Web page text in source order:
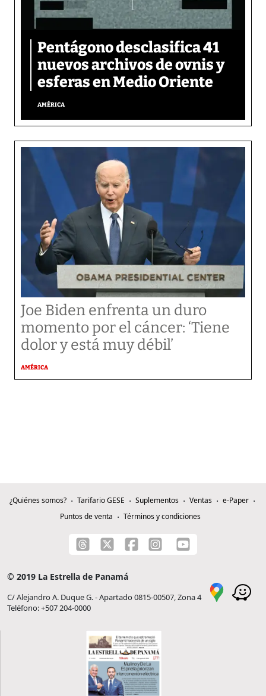
Pentágono desclasifica 41
nuevos archivos de ovnis y
esferas en Medio Oriente
AMÉRICA
Joe Biden enfrenta un duro
momento por el cáncer: ‘Tiene
dolor y está muy débil’
AMÉRICA
¿Quiénes somos? Tarifario GESE Suplementos Ventas
e-Paper
Puntos de venta
Términos y condiciones
© 2019 La Estrella de Panamá
C/ Alejandro A. Duque G. - Apartado 0815-00507, Zona 4
Teléfono: +507 204-0000